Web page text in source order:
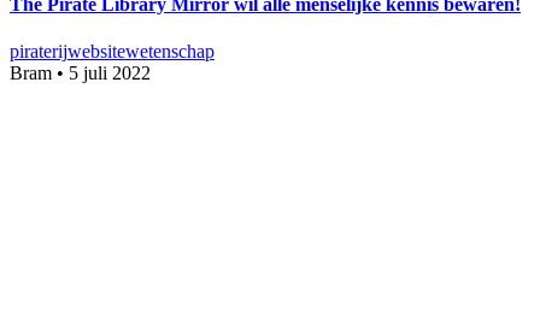
The Pirate Library Mirror wil alle menselijke kennis bewaren!
piraterijwebsitewetenschap
Bram • 5 juli 2022